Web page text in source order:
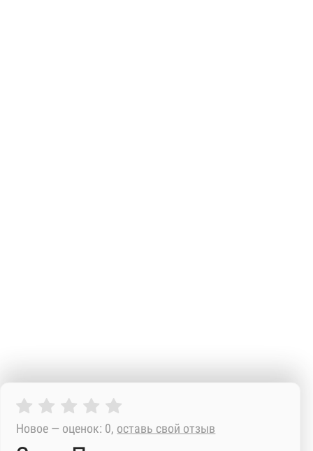
Новое — оценок: 0, оставь свой отзыв